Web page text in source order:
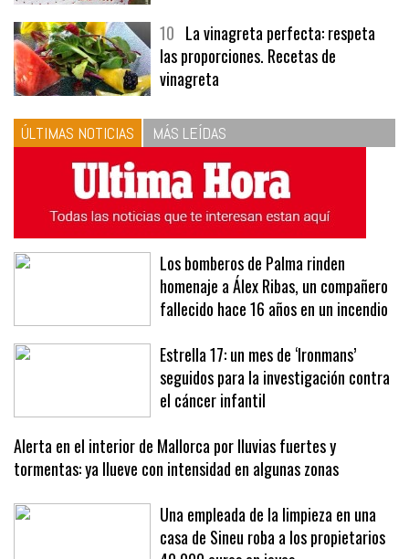
10 La vinagreta perfecta: respeta
las proporciones. Recetas de
vinagreta
ÚLTIMAS NOTICIAS MÁS LEÍDAS
Los bomberos de Palma rinden
homenaje a Álex Ribas, un compañero
fallecido hace 16 años en un incendio
Estrella 17: un mes de ‘Ironmans’
seguidos para la investigación contra
el cáncer infantil
Alerta en el interior de Mallorca por lluvias fuertes y
tormentas: ya llueve con intensidad en algunas zonas
Una empleada de la limpieza en una
casa de Sineu roba a los propietarios